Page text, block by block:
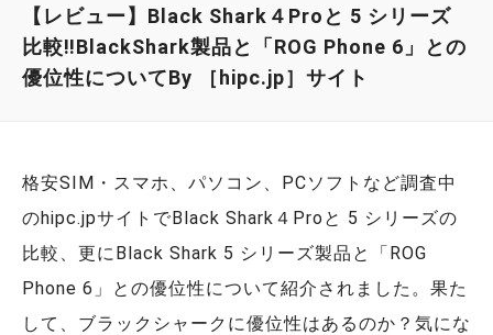
【レビュー】Black Shark４Proと 5 シリーズ
比較‼BlackShark製品と「ROG Phone 6」との
優位性についてBy ［hipc.jp］サイト
格安SIM・スマホ、パソコン、PCソフトなど調査中
のhipc.jpサイトでBlack Shark４Proと 5 シリーズの
比較、更にBlack Shark 5 シリーズ製品と「ROG
Phone 6」との優位性について紹介されました。果た
して、ブラックシャークに優位性はあるのか？気にな